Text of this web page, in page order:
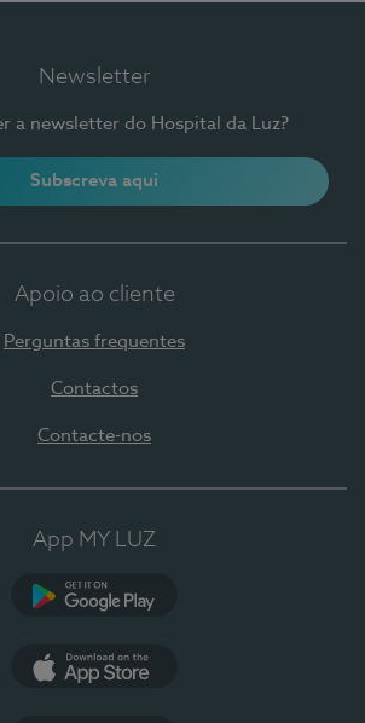
Newsletter
a newsletter do Hospital da Luz?
Subscreva aqui
Apoio ao cliente
Perguntas frequentes
Contactos
Contacte-nos
App MY LUZ